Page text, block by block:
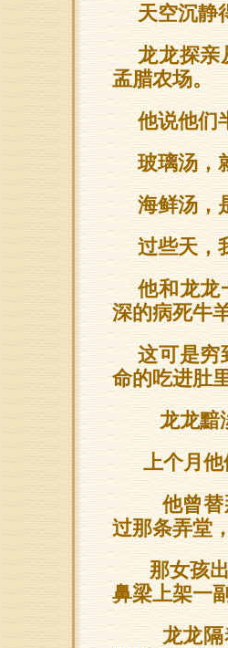
天空沉静
龙龙探亲
孟腊农场。
他说他们
玻璃汤，
海鲜汤，
过些天，
他和龙龙
深的病死牛
这可是穷
命的吃进肚
龙龙黯
上个月
他曾替
过那条弄堂
那女孩
鼻梁上架一
龙龙隔